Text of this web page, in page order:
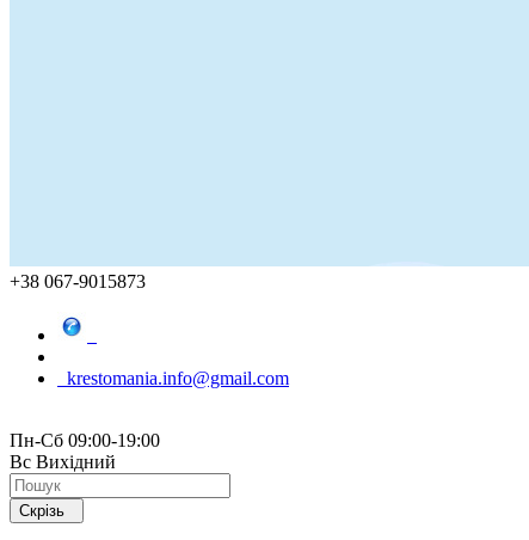
+38 067-9015873
krestomania.info@gmail.com
Пн-Сб 09:00-19:00
Вс Вихідний
Скрізь